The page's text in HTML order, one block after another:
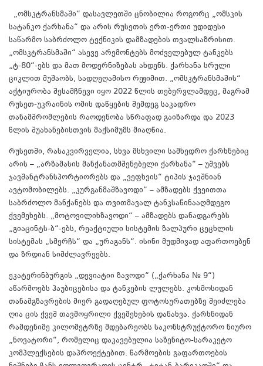
„ომსკტრანსმაში“ დასავლეთში ცნობილია როგორც „ომსკის
სატანკო ქარხანა“ და არის რუსეთის ერთ-ერთი უდიდესი
საწარმო საბრძოლო ტექნიკის დამზადების თვალსაზრისით.
„ომსკტრანსმაში“ ასევე არემონტებს მოძველებულ ტანკებს
„ტ-80“-ებს და მათ მოდერნიზებას ახდენს. ქარხანა სრული
ციკლით მუშაობს, სადღეღამისო რეჟიმით. „ომსკტრანსმაშის“
აქტიურობა შესამჩნევი იყო 2022 წლის თებერვლამდეც, მაგრამ
რუსეთ-უკრაინის ომის დაწყების შემდეგ საკადრო
თანამშრომლების რაოდენობა სწრაფად გაიზარდა და 2023
წლის შუახანებისთვის მაქსიმუმს მიაღწია.
რუსეთში, რასაკვირველია, სხვა მსხვილი სამხედრო ქარხნებიც
არის – „არზამასის მანქანათმშენებელი ქარხანა“ – უშვებს
ჯავშანტრანსპორტიორებს და „ვეფხვის“ ტიპის ჯავშნიან
ავტომობილებს. „კურგანმაშზავოდი“ – ამზადებს ქვეითთა
საბრძოლო მანქანებს და თვითმავალ ტანკსაწინააღმდეგო
ქვემეხებს. „მოტოვილიხზავოდი“ – ამზადებს დანადგარებს
„გიაცინტს-ბ“-ებს, რეაქტიული სისტემის ზალპური ცეცხლის
სისტემას „სმერჩს“ და „ურაგანს“. ისინი მუდმივად აფართოებენ
და ზრდიან სიმძლავრეებს.
ეკატერინბურგის „დევიატიი ზავოდი“ („ქარხანა № 9“)
აწარმოებს ჰაუბიცებისა და ტანკების ლულებს. კოსმოსიდან
თანამგზავრების მიერ გადაღებულ ფოტოსურათებზე შეიძლება
ღია ცის ქვეშ თავმოყრილი ქვემეხების დანახვა. ქარხნიდან
რამდენიმე კილომეტრზე მდებარეობს საკონსტრუქტორო ნიურო
„ნოვატორი“, რომელიც დაკავებულია საზენიტო-სარაკეტო
კომპლექსების დაპროექტებით. წარმოების გაფართოების